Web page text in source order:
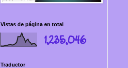
Vistas de página en total
1,235,046
Traductor